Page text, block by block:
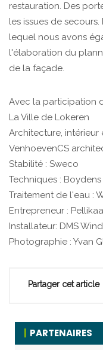
restauration. Des
les issues de
lequel nous avons
l'élaboration du
de la façade.
Avec la participation
La Ville de Lokeren
Architecture, intérieur
VenhoevenCS
Stabilité : Sweco
Techniques : Boydens
Traitement de l'eau :
Entrepreneur :
Installateur: DMS
Photographie : Yvan
Partager cet article
PARTENAIRES